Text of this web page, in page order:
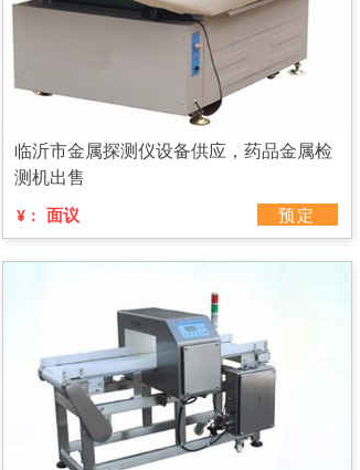
临沂市金属探测仪设备供应，药品金属检
测机出售
¥： 面议 预定